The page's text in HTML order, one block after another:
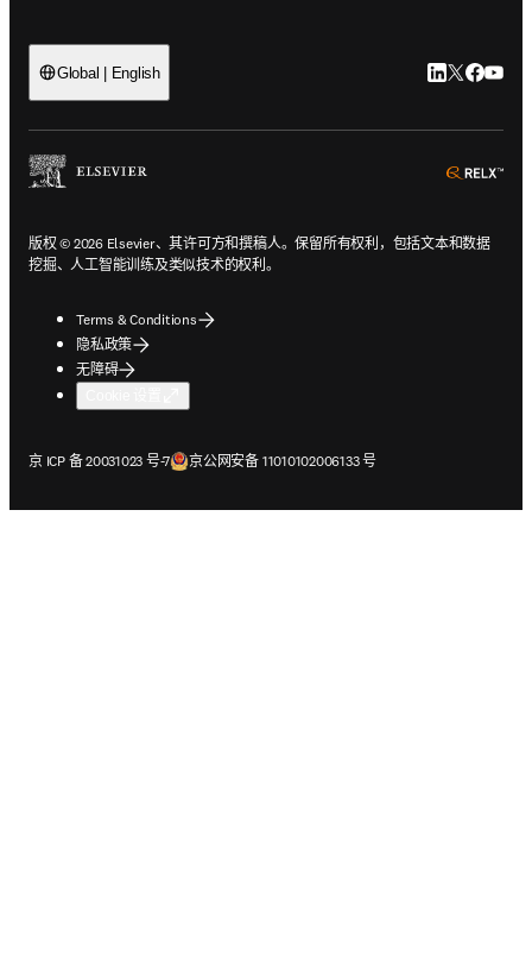
Global | English LinkedIn 在
Twitter 在
版权 © 2026 Elsevier、其许可方和撰稿人。保留所有权利，包括文本和数据
挖掘、人工智能训练及类似技术的权利。
Terms & Conditions
隐私政策
无障碍
京 ICP 备 20031023 号-7
在新的选项卡/窗口中打开京公网安备 11010102006133 号
在新的选项卡/窗口中打开